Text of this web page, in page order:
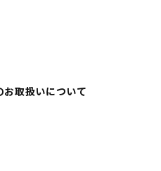
取扱いについて